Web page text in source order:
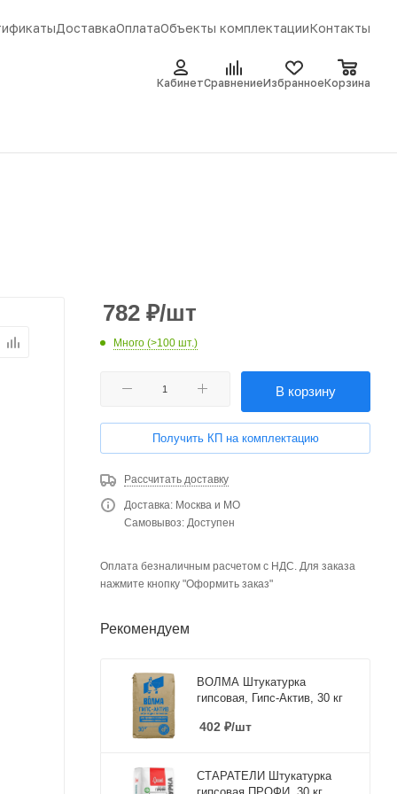
ДоставкаОплатаОбъекты комплектацииКонтакты
КабинетСравнениеИзбранноеКорзина
782 ₽/шт
Много (>100 шт.)
В корзину
Получить КП на комплектацию
Рассчитать доставку
Доставка: Москва и МО
Самовывоз: Доступен
Оплата безналичным расчетом с НДС. Для заказа
нажмите кнопку "Оформить заказ"
Рекомендуем
ВОЛМА Штукатурка
гипсовая, Гипс-Актив, 30 кг
402 ₽/шт
СТАРАТЕЛИ Штукатурка